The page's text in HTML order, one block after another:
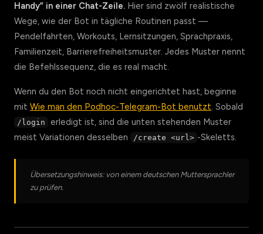
Handy” in einer Chat-Zeile. Hier sind zwölf realistische
Wege, wie der Bot in tägliche Routinen passt —
Pendelfahrten, Workouts, Lernsitzungen, Sprachpraxis,
Familienzeit, Barrierefreiheitsmuster. Jedes Muster nennt
die Befehlssequenz, die es real macht.
Wenn du den Bot noch nicht eingerichtet hast, beginne
mit Wie man den Podhoc-Telegram-Bot benutzt. Sobald
/login
erledigt ist, sind die unten stehenden Muster
meist Variationen desselben
/create <url> -Skeletts.
Übersetzungshinweis: von einem deutschen Muttersprachler
zu prüfen.